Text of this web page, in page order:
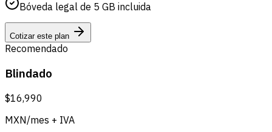
Bóveda legal de 5 GB incluida
Cotizar este plan
Recomendado
Blindado
$16,990
MXN/mes + IVA